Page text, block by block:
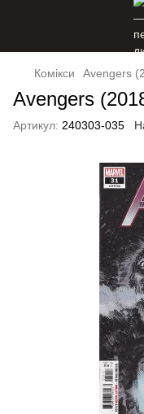
Комікси Avengers
Avengers
Артикул: 240303-035